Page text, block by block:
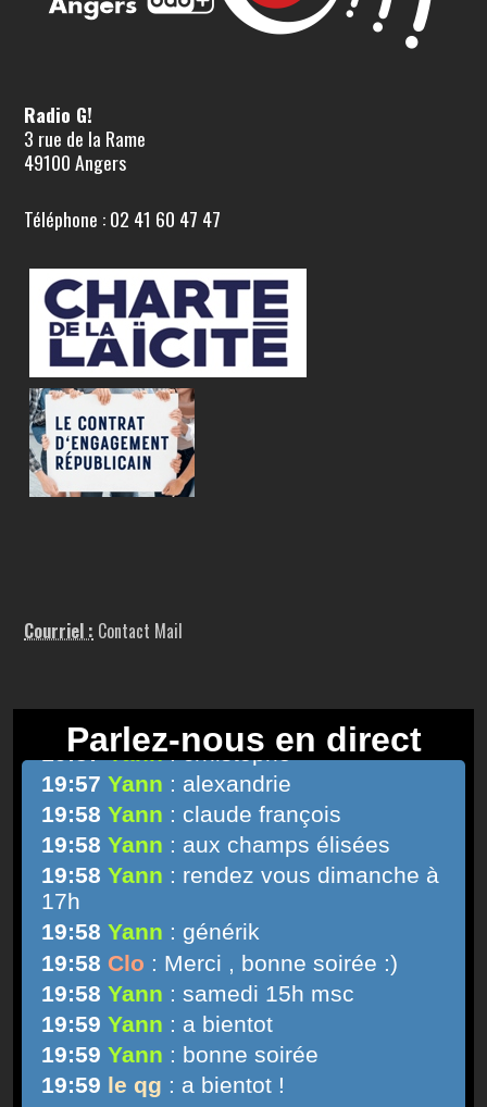
Radio G!
3 rue de la Rame
49100 Angers
Téléphone : 02 41 60 47 47
Courriel : Contact Mail